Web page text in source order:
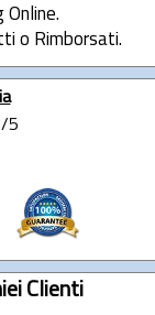
Online.
o Rimborsati.
5
Clienti